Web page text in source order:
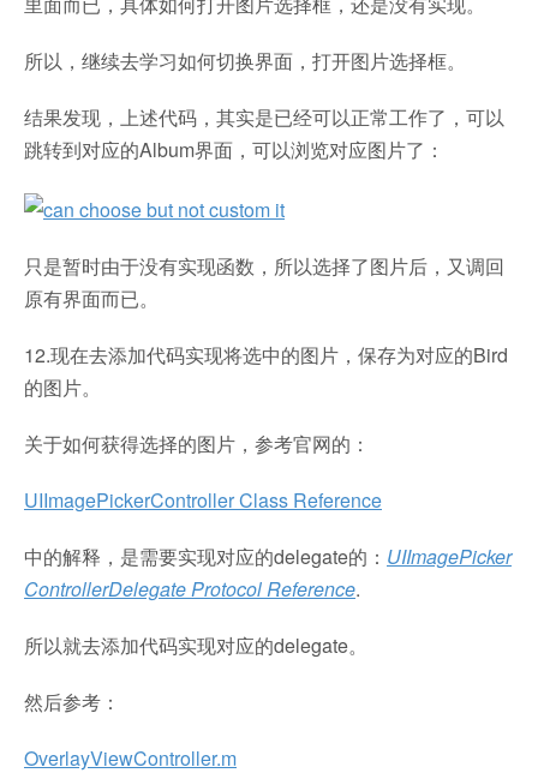
所以，继续去学习如何切换界面，打开图片选择框。
结果发现，上述代码，其实是已经可以正常工作了，可以
跳转到对应的Album界面，可以浏览对应图片了：
只是暂时由于没有实现函数，所以选择了图片后，又调回
原有界面而已。
12.现在去添加代码实现将选中的图片，保存为对应的Bird
的图片。
关于如何获得选择的图片，参考官网的：
UIImagePickerController Class Reference
中的解释，是需要实现对应的delegate的： UIImagePicker
ControllerDelegate Protocol Reference.
所以就去添加代码实现对应的delegate。
然后参考：
OverlayViewController.m